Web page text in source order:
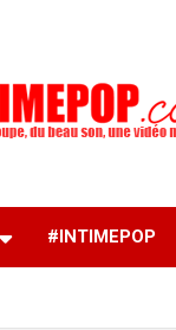
post-rock, indé
#INTIMEPOP